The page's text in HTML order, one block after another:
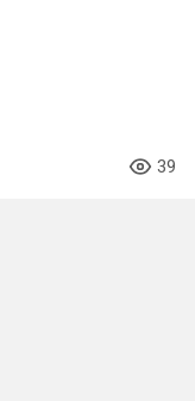
39